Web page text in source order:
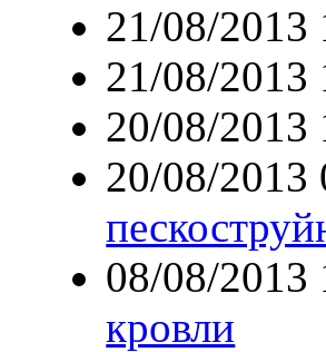
21/08/2013
21/08/2013
20/08/2013
20/08/2013
08/08/2013
кровли